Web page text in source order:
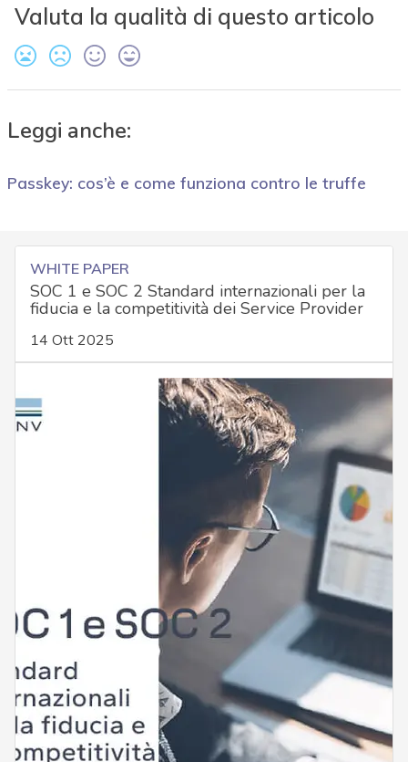
Valuta la qualità di questo articolo
Leggi anche:
Passkey: cos’è e come funziona contro le truffe
WHITE PAPER
SOC 1 e SOC 2 Standard internazionali per la
fiducia e la competitività dei Service Provider
14 Ott 2025